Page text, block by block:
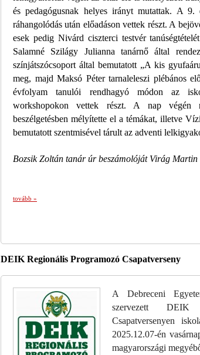
és pedagógusnak helyes irányt mutattak. A
ráhangolódás után előadáson vettek részt. A
esek pedig Nivárd ciszterci testvér
Salamné Szilágy Julianna tanárnő által
színjátszócsoport által bemutatott „A kis
meg, majd Maksó Péter tarnaleleszi plébános
évfolyam tanulói rendhagyó módon az
workshopokon vettek részt. A nap végén
beszélgetésben mélyítette el a témákat, illetve
bemutatott szentmisével tárult az adventi
Bozsik Zoltán tanár úr beszámolóját Virág
tovább »
DEIK Regionális Programozó Csapatverseny
A Debreceni
szervezett DEIK
Csapatversenyen
2025.12.07-én
magyarországi